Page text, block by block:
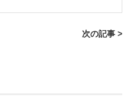
次の記事 >